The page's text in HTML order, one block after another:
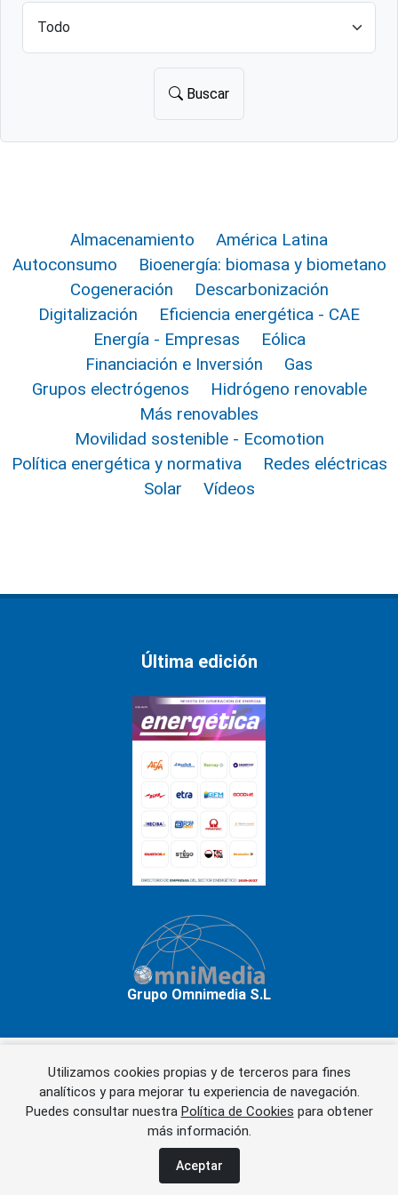
Utilizamos cookies propias y de terceros para fines
analíticos y para mejorar tu experiencia de navegación.
Puedes consultar nuestra Política de Cookies para obtener
más información.
Aceptar
Buscar
Almacenamiento
América Latina
Autoconsumo
Bioenergía: biomasa y biometano
Cogeneración
Descarbonización
Digitalización
Eficiencia energética - CAE
Energía - Empresas
Eólica
Financiación e Inversión
Gas
Grupos electrógenos
Hidrógeno renovable
Más renovables
Movilidad sostenible - Ecomotion
Política energética y normativa
Redes eléctricas
Solar
Vídeos
Última edición
Grupo Omnimedia S.L
Copyrights © 2026 Grupo Omnimedia S.L.
Política de privacidad
Política de cookies
Información adicional
Miembros de CEDRO